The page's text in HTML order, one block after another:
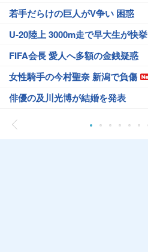
若手だらけの巨人がV争い 困惑
U-20陸上 3000m走で早大生が快挙
FIFA会長 愛人へ多額の金銭疑惑
女性騎手の今村聖奈 新潟で負傷
俳優の及川光博が結婚を発表